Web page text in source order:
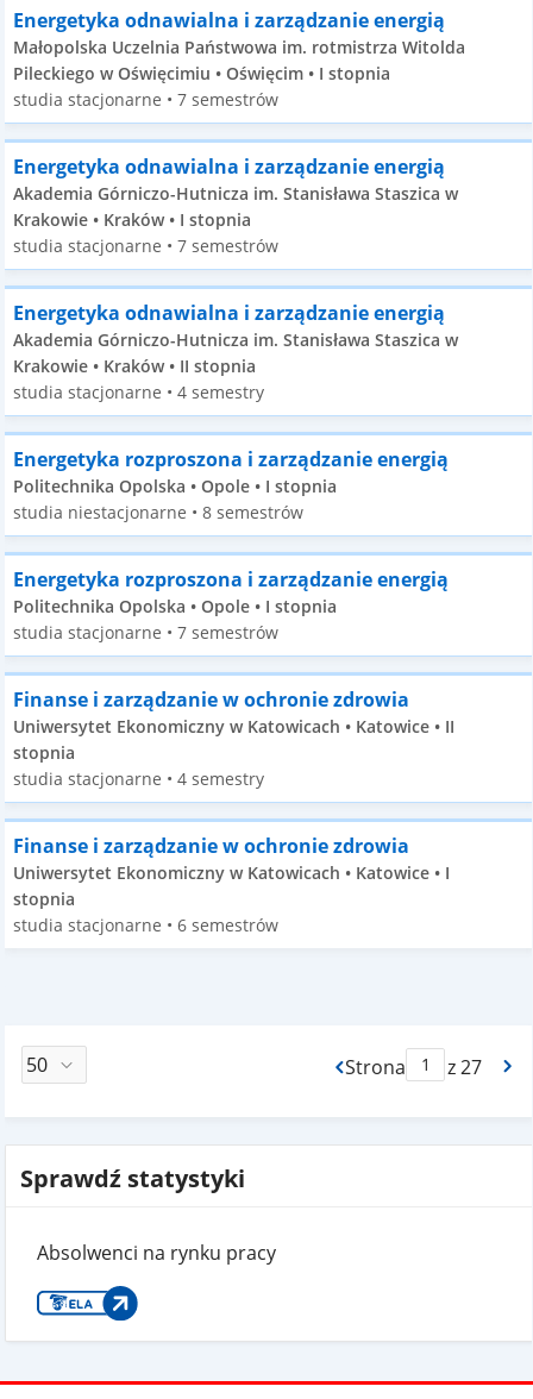
Energetyka odnawialna i zarządzanie energią
Małopolska Uczelnia Państwowa im. rotmistrza Witolda
Pileckiego w Oświęcimiu • Oświęcim • I stopnia
studia stacjonarne • 7 semestrów
Energetyka odnawialna i zarządzanie energią
Akademia Górniczo-Hutnicza im. Stanisława Staszica w
Krakowie • Kraków • I stopnia
studia stacjonarne • 7 semestrów
Energetyka odnawialna i zarządzanie energią
Akademia Górniczo-Hutnicza im. Stanisława Staszica w
Krakowie • Kraków • II stopnia
studia stacjonarne • 4 semestry
Energetyka rozproszona i zarządzanie energią
Politechnika Opolska • Opole • I stopnia
studia niestacjonarne • 8 semestrów
Energetyka rozproszona i zarządzanie energią
Politechnika Opolska • Opole • I stopnia
studia stacjonarne • 7 semestrów
Finanse i zarządzanie w ochronie zdrowia
Uniwersytet Ekonomiczny w Katowicach • Katowice • II
stopnia
studia stacjonarne • 4 semestry
Finanse i zarządzanie w ochronie zdrowia
Uniwersytet Ekonomiczny w Katowicach • Katowice • I
stopnia
studia stacjonarne • 6 semestrów
Strona
Max Stronaz 27
Sprawdź statystyki
Absolwenci na rynku pracy